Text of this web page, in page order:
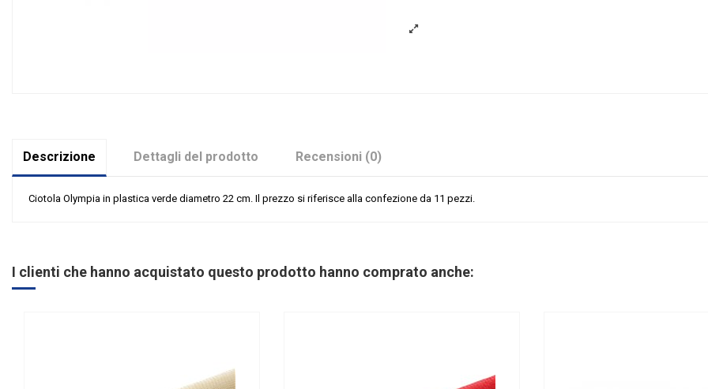
Descrizione Dettagli del prodotto Recensioni (0)
Ciotola Olympia in plastica verde diametro 22 cm. Il prezzo si riferisce alla confezione da 11 pezzi.
I clienti che hanno acquistato questo prodotto hanno comprato anche: